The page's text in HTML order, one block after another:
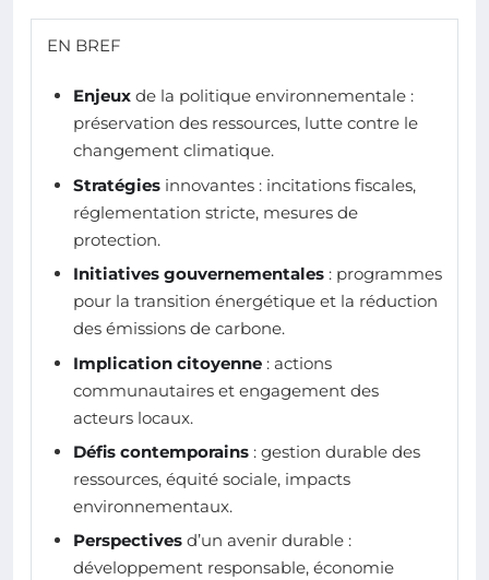
EN BREF
Enjeux de la politique environnementale :
préservation des ressources, lutte contre le
changement climatique.
Stratégies innovantes : incitations fiscales,
réglementation stricte, mesures de
protection.
Initiatives gouvernementales : programmes
pour la transition énergétique et la réduction
des émissions de carbone.
Implication citoyenne : actions
communautaires et engagement des
acteurs locaux.
Défis contemporains : gestion durable des
ressources, équité sociale, impacts
environnementaux.
Perspectives d’un avenir durable :
développement responsable, économie